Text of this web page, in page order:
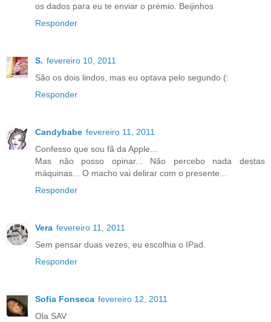
os dados para eu te enviar o prémio. Beijinhos
Responder
S. fevereiro 10, 2011
São os dois lindos, mas eu optava pelo segundo (:
Responder
Candybabe fevereiro 11, 2011
Confesso que sou fã da Apple...
Mas não posso opinar... Não percebo nada destas
máquinas... O macho vai delirar com o presente...
Responder
Vera fevereiro 11, 2011
Sem pensar duas vezes, eu escolhia o IPad.
Responder
Sofia Fonseca fevereiro 12, 2011
Ola SAV